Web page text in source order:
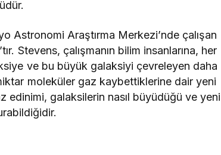
Astronomi Araştırma Merkezi’nde çalışan
Stevens, çalışmanın bilim insanlarına, her
ve bu büyük galaksiyi çevreleyen daha
moleküler gaz kaybettiklerine dair yeni
edinimi, galaksilerin nasıl büyüdüğü ve yeni